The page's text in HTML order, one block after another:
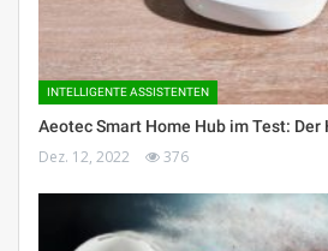
INTELLIGENTE ASSISTENTEN
Aeotec Smart Home Hub im Test: Der
Dez. 12, 2022 376